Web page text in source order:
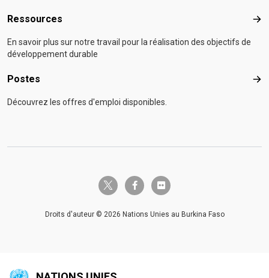
Ressources
En savoir plus sur notre travail pour la réalisation des objectifs de
développement durable
Postes
Découvrez les offres d'emploi disponibles.
twitter-x facebook-fflickr
Droits d'auteur © 2026 Nations Unies au Burkina Faso